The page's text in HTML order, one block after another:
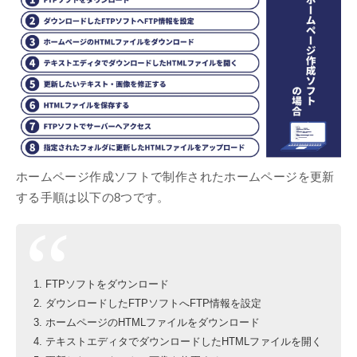
ホームページ作成ソフトで制作されたホームページを更新
する手順は以下の8つです。
FTPソフトをダウンロード
ダウンロードしたFTPソフトへFTP情報を設定
ホームページのHTMLファイルをダウンロード
テキストエディタでダウンロードしたHTMLファイルを開く